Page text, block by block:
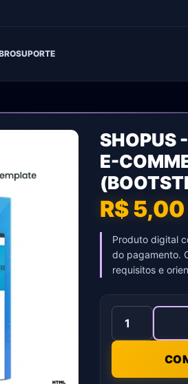
SUPORTE
SHOPUS
E-
R$ 5,00
Produto digital
do pagamento.
requisitos e
-
Template
de
E-
commerce
(Bootstrap
5
quantidade